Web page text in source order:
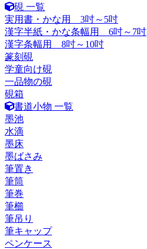
硯 一覧
実用書・かな用 3吋～5吋
漢字半紙・かな条幅用 6吋～7吋
漢字条幅用 8吋～10吋
篆刻硯
学童向け硯
一品物の硯
硯箱
書道小物 一覧
墨池
水滴
墨床
墨ばさみ
筆置き
筆筒
筆巻
筆櫛
筆吊り
筆キャップ
ペンケース